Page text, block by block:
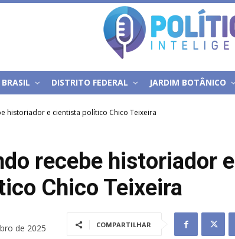
BRASIL DISTRITO FEDERAL JARDIM BOTÂNICO
historiador e cientista político Chico Teixeira
recebe historiador e
Chico Teixeira
de 2025 COMPARTILHAR